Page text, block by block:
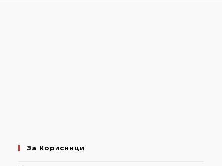
За Корисници